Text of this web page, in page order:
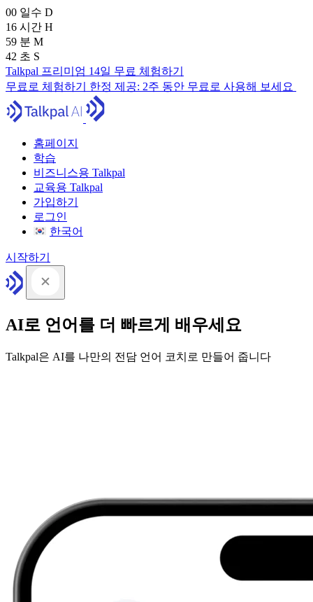
00 일수 D
16 시간 H
59 분 M
41 초 S
Talkpal 프리미엄 14일 무료 체험하기
무료로 체험하기 한정 제공: 2주 동안 무료로 사용해 보세요
홈페이지
학습
비즈니스용 Talkpal
교육용 Talkpal
가입하기
로그인
한국어
시작하기
AI로 언어를 더 빠르게 배우세요
Talkpal은 AI를 나만의 전담 언어 코치로 만들어 줍니다